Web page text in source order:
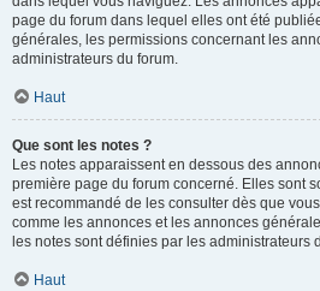
page du forum dans lequel elles ont été
générales, les permissions concernant les
administrateurs du forum.
Haut
Que sont les notes ?
Les notes apparaissent en dessous des
première page du forum concerné. Elles sont
est recommandé de les consulter dès que
comme les annonces et les annonces
les notes sont définies par les administrateurs
Haut